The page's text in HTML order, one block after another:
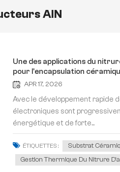
AlN
Une des applications du
pour l'encapsulation
APR 17, 2026
Avec le développement rapide
électroniques sont
énergétique et de forte...
ÉTIQUETTES : Substrat
Gestion Thermique Du Nitrure